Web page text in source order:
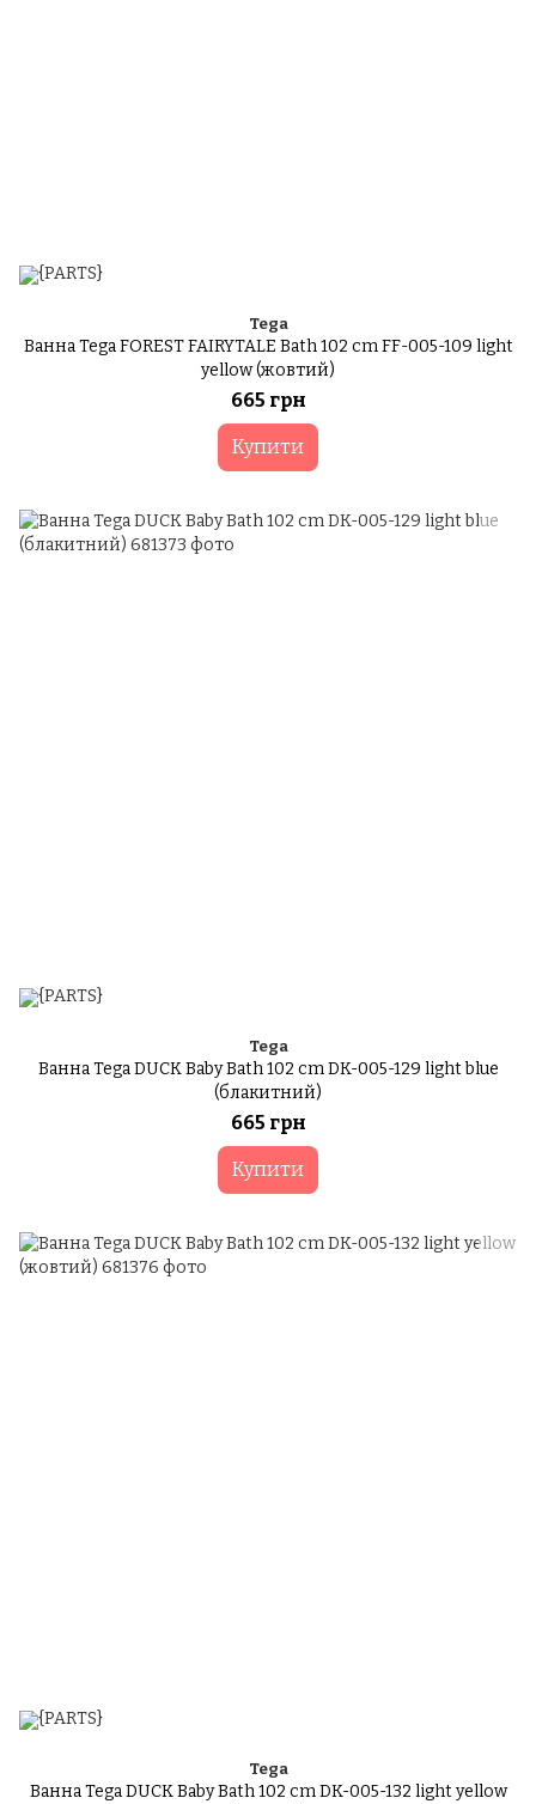
Tega
Ванна Tega FOREST FAIRYTALE Bath 102 cm FF-005-109 light
yellow (жовтий)
665 грн
Купити
Tega
Ванна Tega DUCK Baby Bath 102 cm DK-005-129 light blue
(блакитний)
665 грн
Купити
Tega
Ванна Tega DUCK Baby Bath 102 cm DK-005-132 light yellow